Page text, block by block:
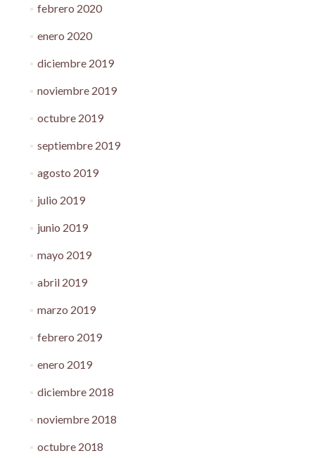
febrero 2020
enero 2020
diciembre 2019
noviembre 2019
octubre 2019
septiembre 2019
agosto 2019
julio 2019
junio 2019
mayo 2019
abril 2019
marzo 2019
febrero 2019
enero 2019
diciembre 2018
noviembre 2018
octubre 2018